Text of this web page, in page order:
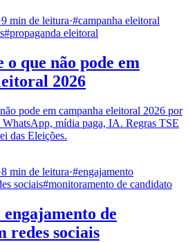
9 min de leitura·#campanha eleitoral
#propaganda eleitoral
o que não pode em
2026
pode em campanha eleitoral 2026 por
mídia paga, IA. Regras TSE
das Eleições.
8 min de leitura·#engajamento
sociais#monitoramento de candidato
de
redes sociais